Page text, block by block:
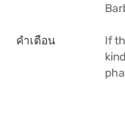
คำเตือน
If